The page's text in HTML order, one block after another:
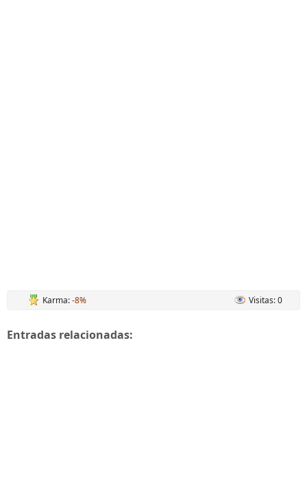
Karma:-8% Visitas: 0
Entradas relacionadas: